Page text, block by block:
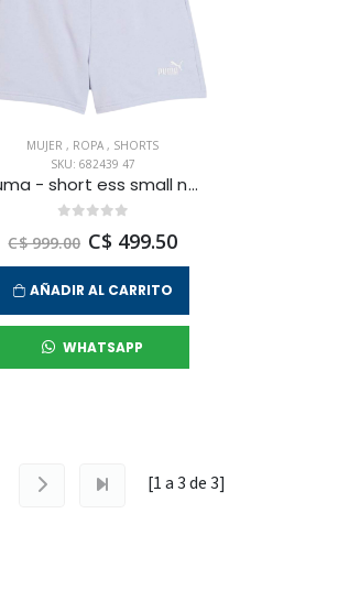
MUJER, ROPA, SHORTS
SKU: 682439 47
puma - short ess small no. 1 logo 4 tr para mujer
C$ 999.00 C$ 499.50
AÑADIR AL CARRITO
WHATSAPP
[1 a3de3]